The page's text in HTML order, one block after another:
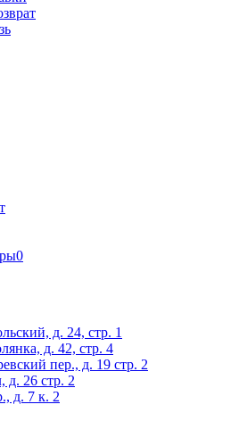
0
д. 24, стр. 1
д. 42, стр. 4
пер., д. 19 стр. 2
д. 26 стр. 2
д. 7 к. 2